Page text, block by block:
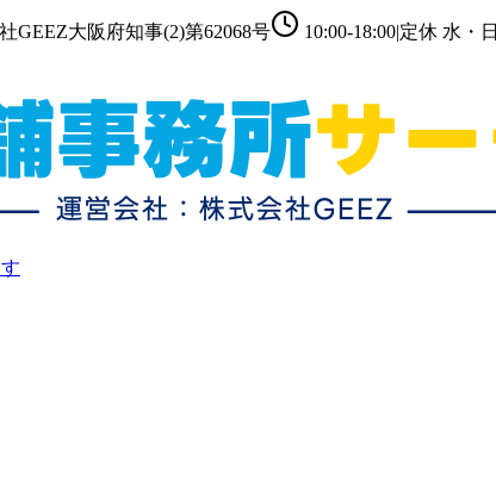
GEEZ大阪府知事(2)第62068号 10:00-18:00|定休 水・日